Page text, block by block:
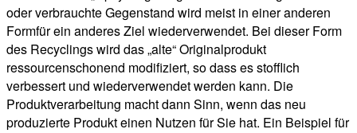
oder verbrauchte Gegenstand wird meist in einer anderen
Formfür ein anderes Ziel wiederverwendet. Bei dieser Form
des Recyclings wird das „alte“ Originalprodukt
ressourcenschonend modifiziert, so dass es stofflich
verbessert und wiederverwendet werden kann. Die
Produktverarbeitung macht dann Sinn, wenn das neu
produzierte Produkt einen Nutzen für Sie hat. Ein Beispiel für